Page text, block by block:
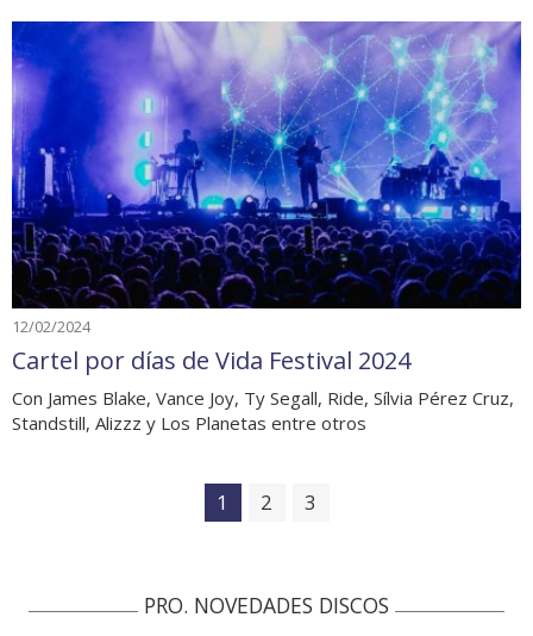
12/02/2024
Cartel por días de Vida Festival 2024
Con James Blake, Vance Joy, Ty Segall, Ride, Sílvia Pérez Cruz,
Standstill, Alizzz y Los Planetas entre otros
1 2 3
PRO. NOVEDADES DISCOS